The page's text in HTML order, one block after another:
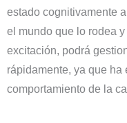
estado cognitivamente
el mundo que lo rodea
excitación, podrá
rápidamente, ya que ha
comportamiento de la